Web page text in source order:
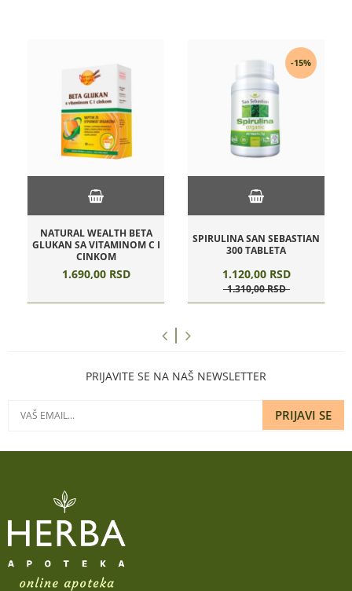
NATURAL WEALTH BETA
GLUKAN SA VITAMINOM C I
CINKOM
1.690,00 RSD
-15%
SPIRULINA SAN SEBASTIAN
300 TABLETA
1.120,00 RSD
1.310,00RSD
PRIJAVITE SE NA NAŠ NEWSLETTER
PRIJAVI SE